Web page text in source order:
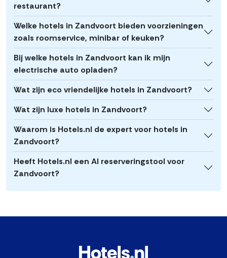
restaurant?
Welke hotels in Zandvoort bieden voorzieningen
zoals roomservice, minibar of keuken?
Bij welke hotels in Zandvoort kan ik mijn
electrische auto opladen?
Wat zijn eco vriendelijke hotels in Zandvoort?
Wat zijn luxe hotels in Zandvoort?
Waarom is Hotels.nl de expert voor hotels in
Zandvoort?
Heeft Hotels.nl een AI reserveringstool voor
Zandvoort?